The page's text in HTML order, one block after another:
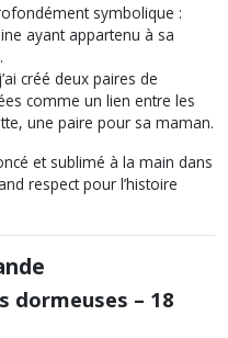
symbolique :
ayant appartenu à sa
créé deux paires de
comme un lien entre les
une paire pour sa maman.
et sublimé à la main dans
respect pour l’histoire
dormeuses – 18